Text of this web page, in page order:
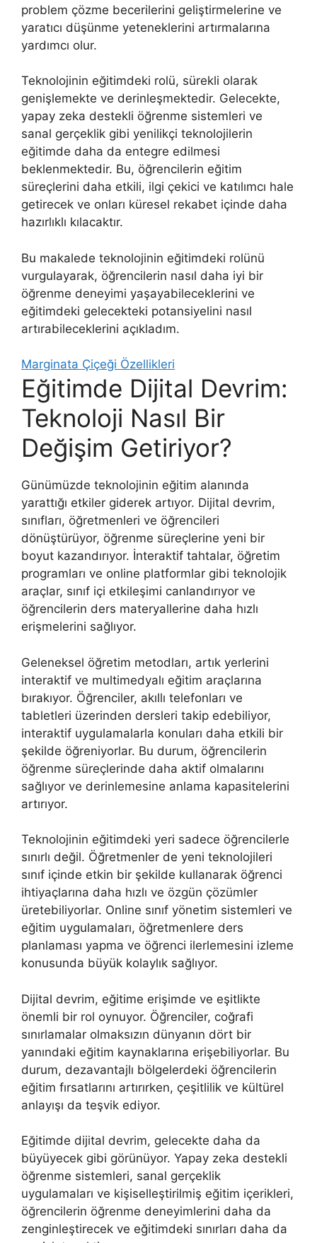
problem çözme becerilerini geliştirmelerine ve
yaratıcı düşünme yeteneklerini artırmalarına
yardımcı olur.
Teknolojinin eğitimdeki rolü, sürekli olarak
genişlemekte ve derinleşmektedir. Gelecekte,
yapay zeka destekli öğrenme sistemleri ve
sanal gerçeklik gibi yenilikçi teknolojilerin
eğitimde daha da entegre edilmesi
beklenmektedir. Bu, öğrencilerin eğitim
süreçlerini daha etkili, ilgi çekici ve katılımcı hale
getirecek ve onları küresel rekabet içinde daha
hazırlıklı kılacaktır.
Bu makalede teknolojinin eğitimdeki rolünü
vurgulayarak, öğrencilerin nasıl daha iyi bir
öğrenme deneyimi yaşayabileceklerini ve
eğitimdeki gelecekteki potansiyelini nasıl
artırabileceklerini açıkladım.
Marginata Çiçeği Özellikleri
Eğitimde Dijital Devrim:
Teknoloji Nasıl Bir
Değişim Getiriyor?
Günümüzde teknolojinin eğitim alanında
yarattığı etkiler giderek artıyor. Dijital devrim,
sınıfları, öğretmenleri ve öğrencileri
dönüştürüyor, öğrenme süreçlerine yeni bir
boyut kazandırıyor. İnteraktif tahtalar, öğretim
programları ve online platformlar gibi teknolojik
araçlar, sınıf içi etkileşimi canlandırıyor ve
öğrencilerin ders materyallerine daha hızlı
erişmelerini sağlıyor.
Geleneksel öğretim metodları, artık yerlerini
interaktif ve multimedyalı eğitim araçlarına
bırakıyor. Öğrenciler, akıllı telefonları ve
tabletleri üzerinden dersleri takip edebiliyor,
interaktif uygulamalarla konuları daha etkili bir
şekilde öğreniyorlar. Bu durum, öğrencilerin
öğrenme süreçlerinde daha aktif olmalarını
sağlıyor ve derinlemesine anlama kapasitelerini
artırıyor.
Teknolojinin eğitimdeki yeri sadece öğrencilerle
sınırlı değil. Öğretmenler de yeni teknolojileri
sınıf içinde etkin bir şekilde kullanarak öğrenci
ihtiyaçlarına daha hızlı ve özgün çözümler
üretebiliyorlar. Online sınıf yönetim sistemleri ve
eğitim uygulamaları, öğretmenlere ders
planlaması yapma ve öğrenci ilerlemesini izleme
konusunda büyük kolaylık sağlıyor.
Dijital devrim, eğitime erişimde ve eşitlikte
önemli bir rol oynuyor. Öğrenciler, coğrafi
sınırlamalar olmaksızın dünyanın dört bir
yanındaki eğitim kaynaklarına erişebiliyorlar. Bu
durum, dezavantajlı bölgelerdeki öğrencilerin
eğitim fırsatlarını artırırken, çeşitlilik ve kültürel
anlayışı da teşvik ediyor.
Eğitimde dijital devrim, gelecekte daha da
büyüyecek gibi görünüyor. Yapay zeka destekli
öğrenme sistemleri, sanal gerçeklik
uygulamaları ve kişiselleştirilmiş eğitim içerikleri,
öğrencilerin öğrenme deneyimlerini daha da
zenginleştirecek ve eğitimdeki sınırları daha da